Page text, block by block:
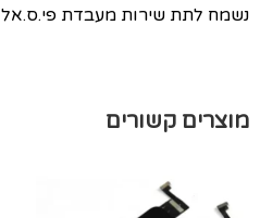
נשמח לתת שירות מעבדת פי.ס.אל
מוצרים קשורים